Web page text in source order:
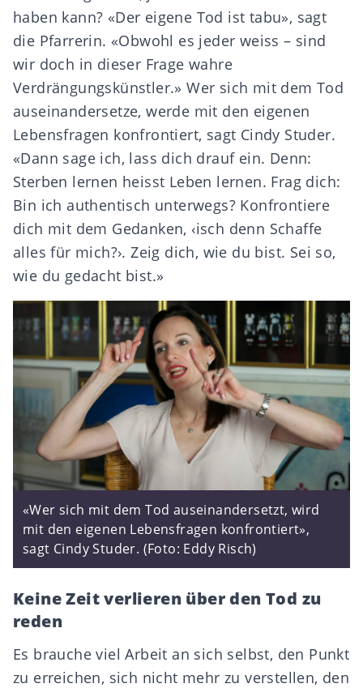
haben kann? «Der eigene Tod ist tabu», sagt
die Pfarrerin. «Obwohl es jeder weiss – sind
wir doch in dieser Frage wahre
Verdrängungskünstler.» Wer sich mit dem Tod
auseinandersetze, werde mit den eigenen
Lebensfragen konfrontiert, sagt Cindy Studer.
«Dann sage ich, lass dich drauf ein. Denn:
Sterben lernen heisst Leben lernen. Frag dich:
Bin ich authentisch unterwegs? Konfrontiere
dich mit dem Gedanken, ‹isch denn Schaffe
alles für mich?›. Zeig dich, wie du bist. Sei so,
wie du gedacht bist.»
«Wer sich mit dem Tod auseinandersetzt, wird
mit den eigenen Lebensfragen konfrontiert»,
sagt Cindy Studer. (Foto: Eddy Risch)
Keine Zeit verlieren über den Tod zu
reden
Es brauche viel Arbeit an sich selbst, den Punkt
zu erreichen, sich nicht mehr zu verstellen, den